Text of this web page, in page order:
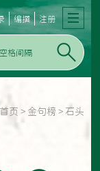
编撰 注册
首页 > 金句榜 > 石头